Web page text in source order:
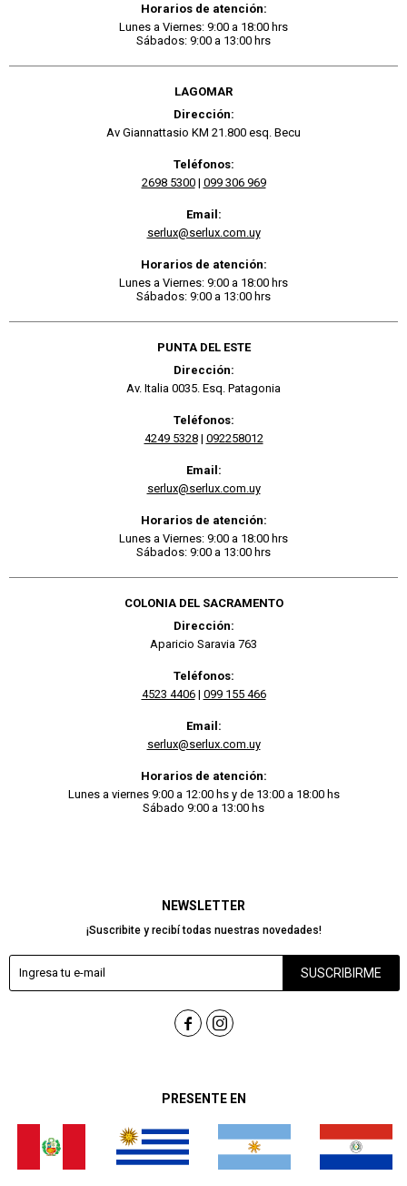
PRESENTE EN
NEWSLETTER
¡Suscribite y recibí todas nuestras novedades!
SUSCRIBIRME
 
Horarios de atención:
Lunes a Viernes: 9:00 a 18:00 hrs
Sábados: 9:00 a 13:00 hrs
LAGOMAR
Dirección:
Av Giannattasio KM 21.800 esq. Becu
Teléfonos:
2698 5300| 099 306 969
Email:
serlux@serlux.com.uy
Horarios de atención:
Lunes a Viernes: 9:00 a 18:00 hrs
Sábados: 9:00 a 13:00 hrs
PUNTA DEL ESTE
Dirección:
Av. Italia 0035. Esq. Patagonia
Teléfonos:
4249 5328| 092258012
Email:
serlux@serlux.com.uy
Horarios de atención:
Lunes a Viernes: 9:00 a 18:00 hrs
Sábados: 9:00 a 13:00 hrs
COLONIA DEL SACRAMENTO
Dirección:
Aparicio Saravia 763
Teléfonos:
4523 4406| 099 155 466
Email:
serlux@serlux.com.uy
Horarios de atención:
Lunes a viernes 9:00 a 12:00 hs y de 13:00 a 18:00 hs
Sábado 9:00 a 13:00 hs